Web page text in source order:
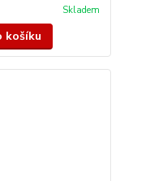
Skladem
košíku